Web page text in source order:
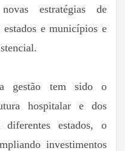
estratégias de
estados e municípios e
gestão tem sido o
hospitalar e dos
diferentes estados, o
investimentos